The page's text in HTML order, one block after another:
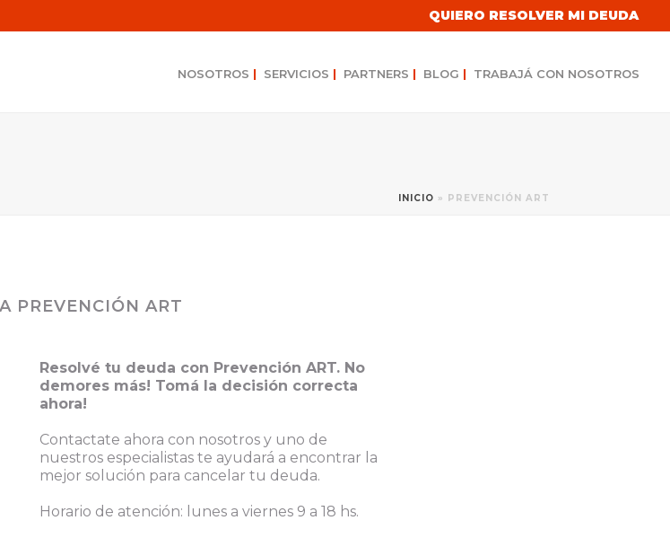
QUIERO RESOLVER MI DEUDA
NOSOTROS | SERVICIOS | PARTNERS | BLOG | TRABAJÁ CON NOSOTROS
INICIO » PREVENCIÓN ART
PREVENCIÓN ART
Resolvé tu deuda con Prevención ART. No
demores más! Tomá la decisión correcta
ahora!
Contactate ahora con nosotros y uno de
nuestros especialistas te ayudará a encontrar la
mejor solución para cancelar tu deuda.
Horario de atención: lunes a viernes 9 a 18 hs.